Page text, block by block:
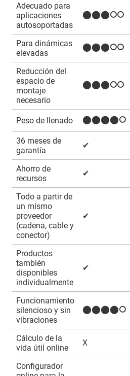
Adecuado para
aplicaciones
autosoportadas
⬤⬤⬤⭘⭘
Para dinámicas
elevadas
⬤⬤⬤⭘⭘
Reducción del
espacio de
montaje
necesario
⬤⬤⬤⭘⭘
Peso de llenado ⬤⬤⬤⬤⭘
36 meses de
garantía
✔
Ahorro de
recursos
✔
Todo a partir de
un mismo
proveedor
(cadena, cable y
conector)
✔
Productos
también
disponibles
individualmente
✔
Funcionamiento
silencioso y sin
vibraciones
⬤⬤⬤⬤⭘
Cálculo de la
vida útil online
X
Configurador